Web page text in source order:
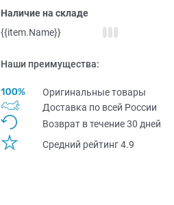
Наличие на складе
{{item.Name}}
Наши преимущества:
Оригинальные товары
Доставка по всей Pоссии
Возврат в течение 30 дней
Средний рейтинг 4.9